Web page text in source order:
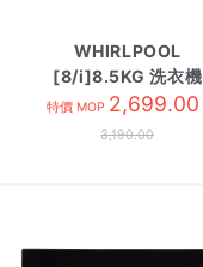
WHIRLPOOL
[8/i]8.5KG 洗衣機
VEMC85821 金色
特價 MOP 2,699.00
3,190.00